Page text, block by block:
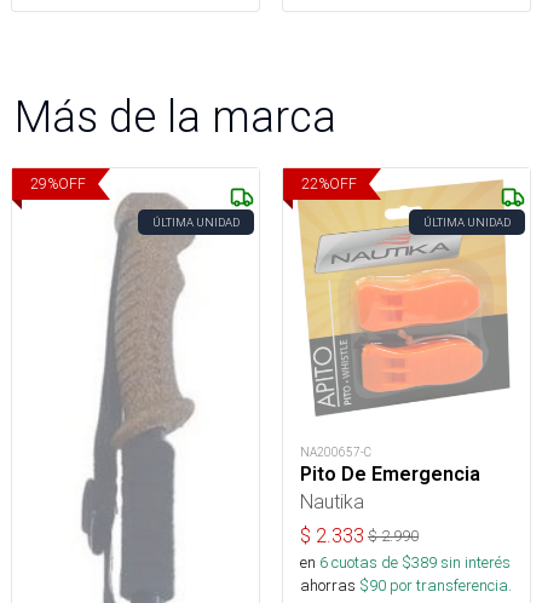
Más de la marca
29%OFF
ÚLTIMA UNIDAD
22%OFF
ÚLTIMA UNIDAD
NA200657-C
Pito De Emergencia
Nautika
$ 2.333 $2.990
en 6cuotas de $389sin interés
ahorras $90 por transferencia.